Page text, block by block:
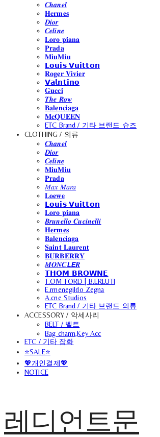
𝑪𝒉𝒂𝒏𝒆𝒍
𝐇𝐞𝐫𝐦𝐞𝐬
𝑫𝒊𝒐𝒓
𝑪𝒆𝒍𝒊𝒏𝒆
𝐋𝐨𝐫𝐨 𝐩𝐢𝐚𝐧𝐚
𝐏𝐫𝐚𝐝𝐚
𝐌𝐢𝐮𝐌𝐢𝐮
𝗟𝗼𝘂𝗶𝘀 𝗩𝘂𝗶𝘁𝘁𝗼𝗻
𝐑𝐨𝐠𝐞𝐫 𝐕𝐢𝐯𝐢𝐞𝐫
𝗩𝗮𝗹𝗻𝘁𝗶𝗻𝗼
𝐆𝐮𝐜𝐜𝐢
𝑻𝒉𝒆 𝑹𝒐𝒘
𝐁𝐚𝐥𝐞𝐧𝐜𝐢𝐚𝐠𝐚
𝐌𝐜𝐐𝐔𝐄𝐄𝐍
ETC Brand / 기타 브랜드 슈즈
CLOTHING / 의류
𝑪𝒉𝒂𝒏𝒆𝒍
𝑫𝒊𝒐𝒓
𝑪𝒆𝒍𝒊𝒏𝒆
𝐌𝐢𝐮𝐌𝐢𝐮
𝐏𝐫𝐚𝐝𝐚
𝑀𝑎𝑥 𝑀𝑎𝑟𝑎
𝐋𝐨𝐞𝐰𝐞
𝗟𝗼𝘂𝗶𝘀 𝗩𝘂𝗶𝘁𝘁𝗼𝗻
𝐋𝐨𝐫𝐨 𝐩𝐢𝐚𝐧𝐚
𝑩𝒓𝒖𝒏𝒆𝒍𝒍𝒐 𝑪𝒖𝒄𝒊𝒏𝒆𝒍𝒍𝒊
𝐇𝐞𝐫𝐦𝐞𝐬
𝐁𝐚𝐥𝐞𝐧𝐜𝐢𝐚𝐠𝐚
𝐒𝐚𝐢𝐧𝐭 𝐋𝐚𝐮𝐫𝐞𝐧𝐭
𝐁𝐔𝐑𝐁𝐄𝐑𝐑𝐘
𝑴𝑶𝑵𝑪𝙇𝙀𝑹
𝗧𝗛𝗢𝗠 𝗕𝗥𝗢𝗪𝗡𝗘
T.OM FORD | B.ERLUTI
E.rmenegildo Zegna
A.cne Studios
ETC Brand / 기타 브랜드 의류
ACCESSORY / 악세사리
BELT / 벨트
Bag charm,Key Acc
ETC / 기타 잡화
⭐SALE⭐
💖개인결제💖
NOTICE
레디언트문